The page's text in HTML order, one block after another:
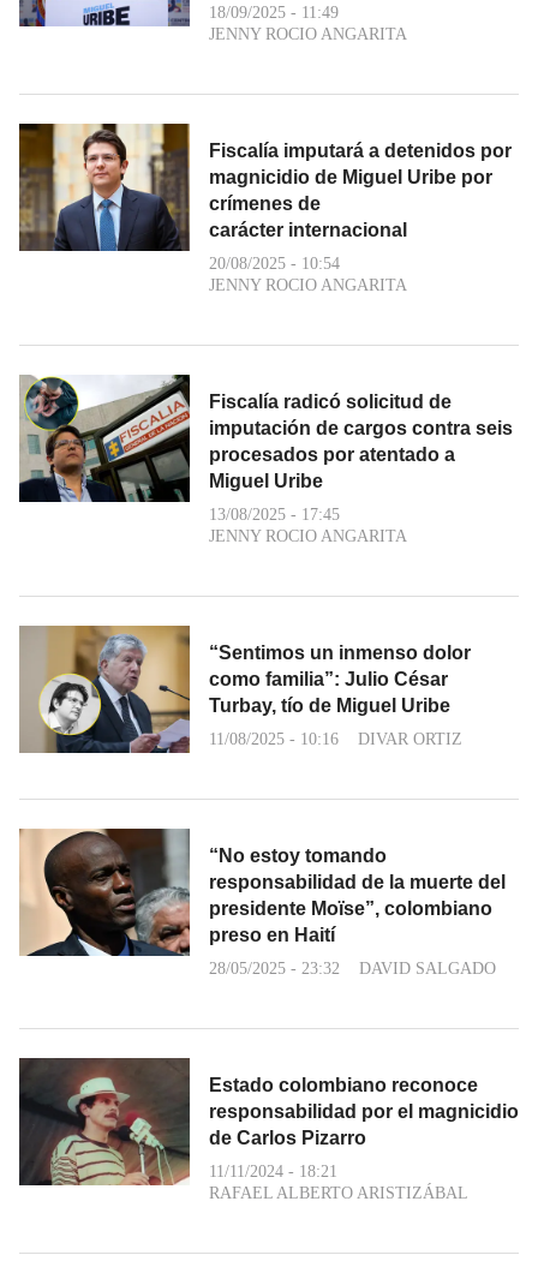
18/09/2025 - 11:49
JENNY ROCIO ANGARITA
Fiscalía imputará a detenidos por
magnicidio de Miguel Uribe por
crímenes de
carácter internacional
20/08/2025 - 10:54
JENNY ROCIO ANGARITA
Fiscalía radicó solicitud de
imputación de cargos contra seis
procesados por atentado a
Miguel Uribe
13/08/2025 - 17:45
JENNY ROCIO ANGARITA
“Sentimos un inmenso dolor
como familia”: Julio César
Turbay, tío de Miguel Uribe
11/08/2025 - 10:16 DIVAR ORTIZ
“No estoy tomando
responsabilidad de la muerte del
presidente Moïse”, colombiano
preso en Haití
28/05/2025 - 23:32 DAVID SALGADO
Estado colombiano reconoce
responsabilidad por el magnicidio
de Carlos Pizarro
11/11/2024 - 18:21
RAFAEL ALBERTO ARISTIZÁBAL